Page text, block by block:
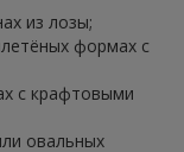
из лозы;
формах с
с крафтовыми
овальных